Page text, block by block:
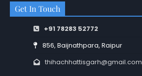
Get In Touch
+91 78283 52772
856, Baijnathpara, Raipur
thihachhattisgarh@gmail.com